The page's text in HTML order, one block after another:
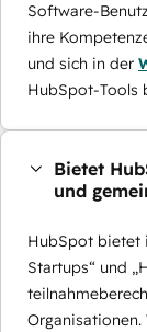
Software-
ihre
und sich in der
HubSpot-Tools
Bietet
und
HubSpot bietet
Startups“ und